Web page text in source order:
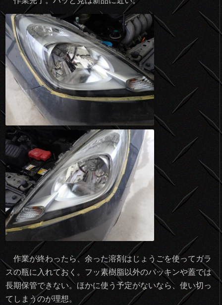
作業が終わったら、余った溶剤はじょうごを使ってガラ
スの瓶に入れておく。フッ素樹脂以外のパッキンや蓋では
長期保管できない。ほかに使う予定がないなら、使い切っ
てしまうのが理想。